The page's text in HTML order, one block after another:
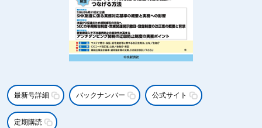
最新号詳細 バックナンバー 公式サイト
定期購読